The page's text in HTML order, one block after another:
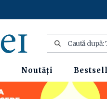
Noutăți